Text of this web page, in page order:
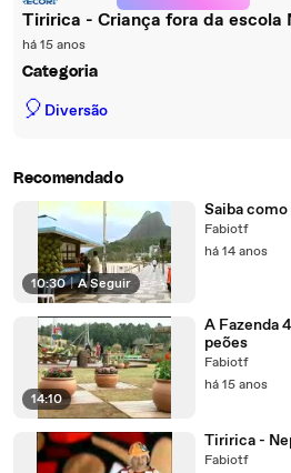
Tiririca - Criança fora da escola
há 15 anos
Categoria
🎈 Diversão
Recomendado
10:30 | A Seguir
Saiba como
Fabiotf
há 14 anos
14:10
A Fazenda
peões
Fabiotf
há 15 anos
Tiririca -
Fabiotf